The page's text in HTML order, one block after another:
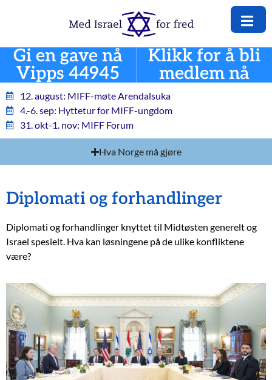
Gi en gave nå
Vipps 44945
Klikk for å bli
medlem nå
12. august: MIFF-møte Arendalsuka
4.-6. sep: Hyttetur for MIFF-ungdom
31. okt-1. nov: MIFF Forum
Hva Norge må gjøre
Diplomati og forhandlinger
Diplomati og forhandlinger knyttet til Midtøsten generelt og
Israel spesielt. Hva kan løsningene på de ulike konfliktene
være?